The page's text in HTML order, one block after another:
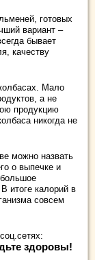
готовых
вариант –
бывает
качеству
Мало
а не
продукцию
никогда не
можно назвать
о выпечке и
итоге калорий в
совсем
здоровы!